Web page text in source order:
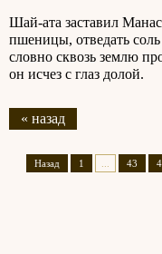
Шай-ата заставил
пшеницы, отведать
словно сквозь землю
он исчез с глаз долой.
« назад
Назад 1 43